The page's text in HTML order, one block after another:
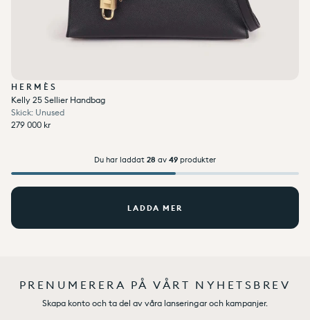
HERMÈS
Kelly 25 Sellier Handbag
Skick: Unused
Ordinarie pris
279 000 kr
Du har laddat 28 av 49 produkter
LADDA MER
PRENUMERERA PÅ VÅRT NYHETSBREV
Skapa konto och ta del av våra lanseringar och kampanjer.